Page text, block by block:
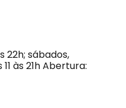
22h; sábados,
às 21h Abertura: